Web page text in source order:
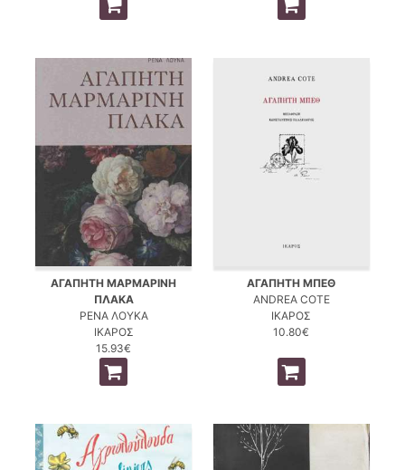
ΑΓΑΠΗΤΗ ΜΑΡΜΑΡΙΝΗ
ΠΛΑΚΑ
ΡΕΝΑ ΛΟΥΚΑ
ΙΚΑΡΟΣ
15.93€
ΑΓΑΠΗΤΗ ΜΠΕΘ
ANDREA COTE
ΙΚΑΡΟΣ
10.80€